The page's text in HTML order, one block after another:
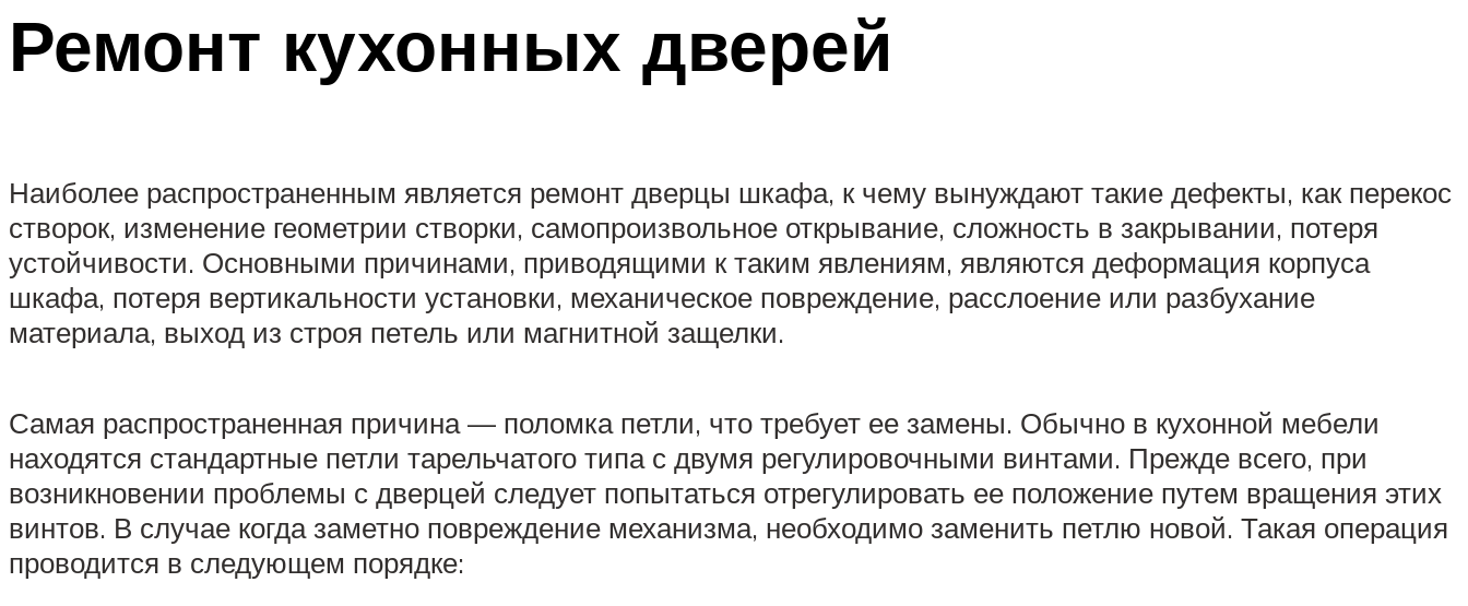
Ремонт кухонных дверей
Наиболее распространенным является ремонт дверцы шкафа, к чему вынуждают такие дефекты, как перекос
створок, изменение геометрии створки, самопроизвольное открывание, сложность в закрывании, потеря
устойчивости. Основными причинами, приводящими к таким явлениям, являются деформация корпуса
шкафа, потеря вертикальности установки, механическое повреждение, расслоение или разбухание
материала, выход из строя петель или магнитной защелки.
Самая распространенная причина — поломка петли, что требует ее замены. Обычно в кухонной мебели
находятся стандартные петли тарельчатого типа с двумя регулировочными винтами. Прежде всего, при
возникновении проблемы с дверцей следует попытаться отрегулировать ее положение путем вращения этих
винтов. В случае когда заметно повреждение механизма, необходимо заменить петлю новой. Такая операция
проводится в следующем порядке: